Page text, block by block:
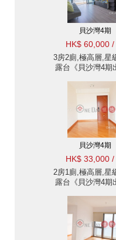
貝沙灣4期
HK$ 60,000 /
3房2廁,極高層,星
露台《貝沙灣4期
貝沙灣4期
HK$ 33,000 /
2房1廁,極高層,星
露台《貝沙灣4期